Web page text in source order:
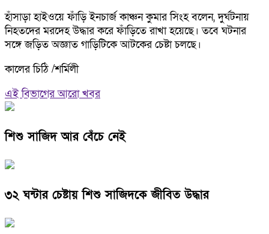
হাঁসাড়া হাইওয়ে ফাঁড়ি ইনচার্জ কাঞ্চন কুমার সিংহ বলেন, দুর্ঘটনায়
নিহতদের মরদেহ উদ্ধার করে ফাঁড়িতে রাখা হয়েছে। তবে ঘটনার
সঙ্গে জড়িত অজ্ঞাত গাড়িটিকে আটকের চেষ্টা চলছে।
কালের চিঠি /শর্মিলী
এই বিভাগের আরো খবর
শিশু সাজিদ আর বেঁচে নেই
৩২ ঘন্টার চেষ্টায় শিশু সাজিদকে জীবিত উদ্ধার